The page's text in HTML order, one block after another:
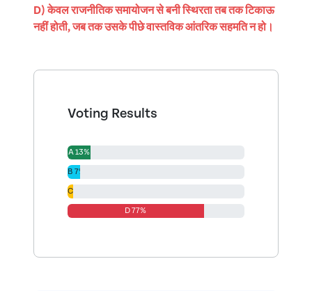
D) केवल राजनीतिक समायोजन से बनी स्थिरता तब तक टिकाऊ
नहीं होती, जब तक उसके पीछे वास्तविक आंतरिक सहमति न हो।
Voting Results
A 13%
B 7%
C 3%
D 77%